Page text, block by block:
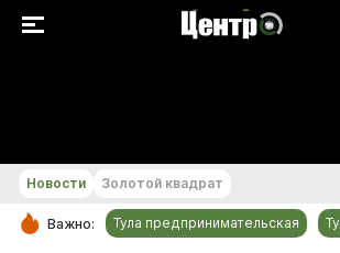
Новости Золотой квадрат
Важно: Тула предпринимательская